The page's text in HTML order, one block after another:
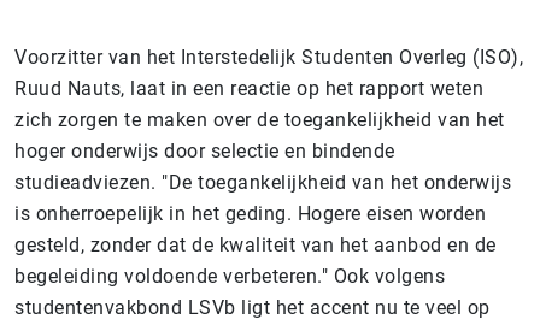
Voorzitter van het Interstedelijk Studenten Overleg (ISO),
Ruud Nauts, laat in een reactie op het rapport weten
zich zorgen te maken over de toegankelijkheid van het
hoger onderwijs door selectie en bindende
studieadviezen. "De toegankelijkheid van het onderwijs
is onherroepelijk in het geding. Hogere eisen worden
gesteld, zonder dat de kwaliteit van het aanbod en de
begeleiding voldoende verbeteren." Ook volgens
studentenvakbond LSVb ligt het accent nu te veel op